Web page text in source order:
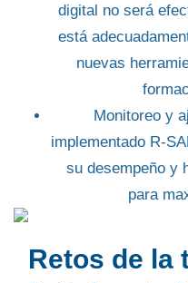
digital no será
está
nuevas
Monitoreo y
implementado R-
su desempeño y
para
Retos de la